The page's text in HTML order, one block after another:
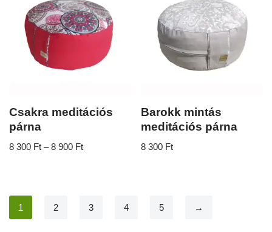
Csakra meditációs
párna
8 300 Ft – 8 900 Ft
Barokk mintás
meditációs párna
8 300 Ft
1 2 3 4 5 →